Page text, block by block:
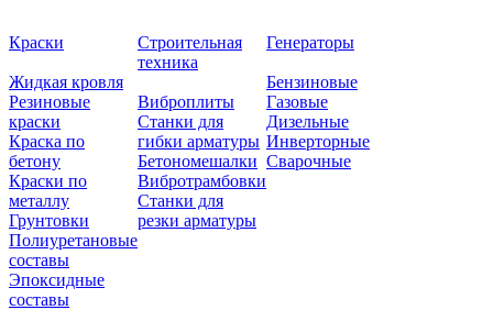
Краски
Жидкая кровля
Резиновые
краски
Краска по
бетону
Краски по
металлу
Грунтовки
Полиуретановые
составы
Эпоксидные
составы
Строительная
техника
Виброплиты
Станки для
гибки арматуры
Бетономешалки
Вибротрамбовки
Станки для
резки арматуры
Генераторы
Бензиновые
Газовые
Дизельные
Инверторные
Сварочные